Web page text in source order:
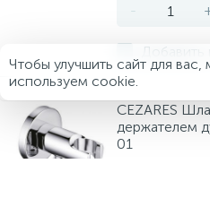
-
CEZARES
держателем
01
Чтобы улучшить сайт для вас,
используем cookie.